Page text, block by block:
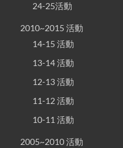
24-25活動
2010~2015 活動
14-15 活動
13-14 活動
12-13 活動
11-12 活動
10-11 活動
2005~2010 活動